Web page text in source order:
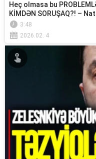
Heç olmasa bu
KİMDƏN SORUŞAQ?! –
3:48
2026.02. 4